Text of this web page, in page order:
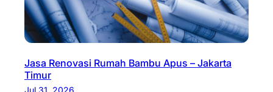
Jasa Renovasi Rumah Bambu Apus – Jakarta
Timur